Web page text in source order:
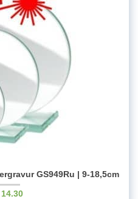
GS949Ru | 9-18,5cm